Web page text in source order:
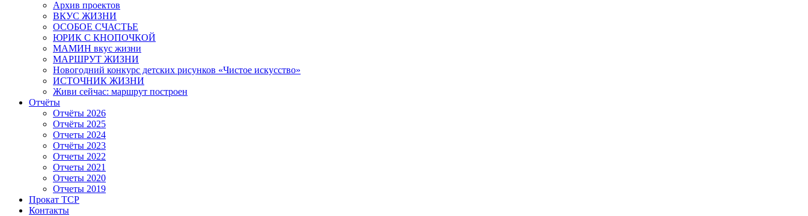
Архив проектов
ВКУС ЖИЗНИ
ОСОБОЕ СЧАСТЬЕ
ЮРИК С КНОПОЧКОЙ
МАМИН вкус жизни
МАРШРУТ ЖИЗНИ
Новогодний конкурс детских рисунков «Чистое искусство»
ИСТОЧНИК ЖИЗНИ
Живи сейчас: маршрут построен
Отчёты
Отчёты 2026
Отчёты 2025
Отчеты 2024
Отчёты 2023
Отчеты 2022
Отчеты 2021
Отчеты 2020
Отчеты 2019
Прокат ТСР
Контакты